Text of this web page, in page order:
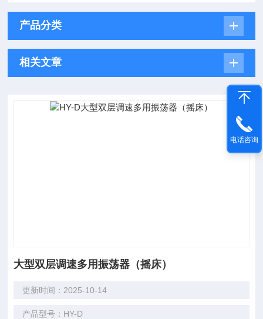
产品分类
相关文章
大型双层调速多用振荡器（摇床）
更新时间：2025-10-14
产品型号：HY-D
电话咨询